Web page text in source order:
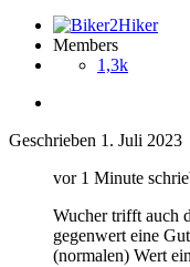
Members
1,3k
Geschrieben 1. Juli 2023
vor 1 Minute
Wucher trifft auch
gegenwert eine
(normalen) Wert